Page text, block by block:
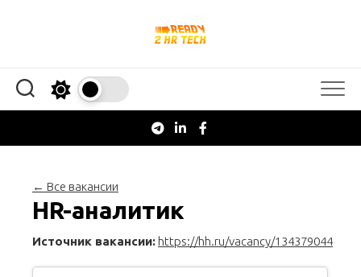
← Все вакансии
HR-аналитик
Источник вакансии: https://hh.ru/vacancy/134379044